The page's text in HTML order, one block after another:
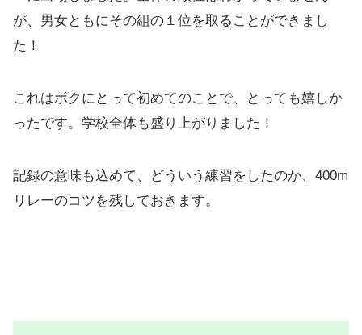
が、 男女ともにその組の１位を取ることができまし
た！
これはボクにとって初めてのことで、とっても嬉しか
ったです。学校全体も盛り上がりました！
記録の意味も込めて、どういう練習をしたのか、400m
リレーのコツを残しておきます。